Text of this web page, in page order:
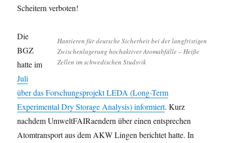
Scheitern verboten!
Hantieren für deutsche Sicherheit bei der langfristigen
Zwischenlagerung hochaktiver Atomabfälle – Heiße
Zellen im schwedischen Studsvik
Die
BGZ
hatte im
Juli
über das Forschungsprojekt LEDA (Long-Term
Experimental Dry Storage Analysis) informiert. Kurz
nachdem UmweltFAIRaendern über einen entsprechen
Atomtransport aus dem AKW Lingen berichtet hatte. In